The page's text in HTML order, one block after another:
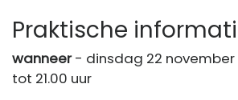
Praktische
wanneer- dinsdag 22 november
tot 21.00 uur